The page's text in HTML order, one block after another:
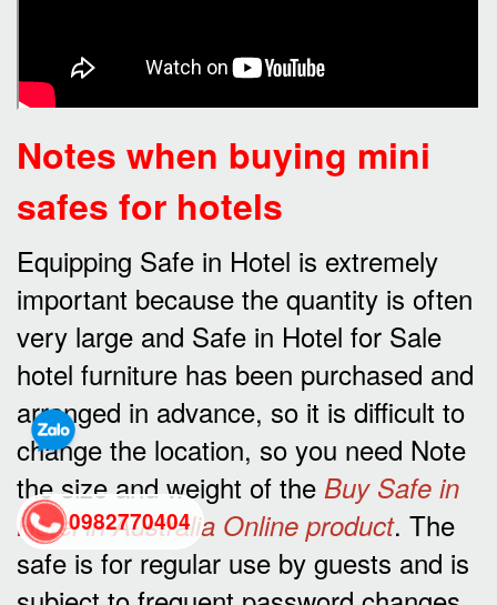
Notes when buying mini
safes for hotels
Equipping Safe in Hotel is extremely
important because the quantity is often
very large and Safe in Hotel for Sale
hotel furniture has been purchased and
arranged in advance, so it is difficult to
change the location, so you need Note
the size and weight of the Buy Safe in
Hotel in Australia Online product. The
safe is for regular use by guests and is
0982770404